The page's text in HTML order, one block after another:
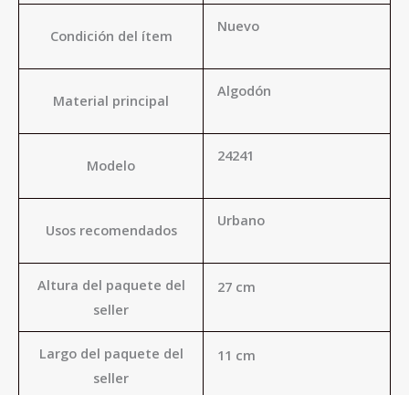
Condición del ítem
Nuevo
Material principal
Algodón
Modelo
24241
Usos recomendados
Urbano
Altura del paquete del
seller
27 cm
Largo del paquete del
seller
11 cm